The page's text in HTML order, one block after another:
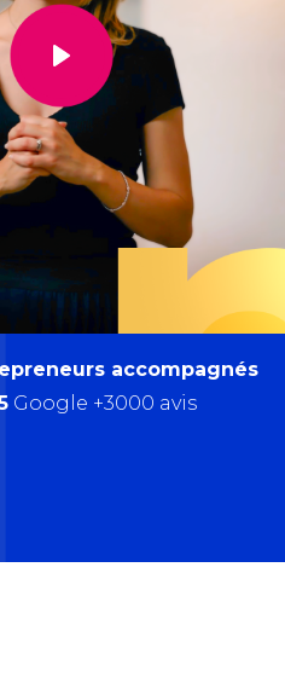
accompagnés
Google +3000 avis